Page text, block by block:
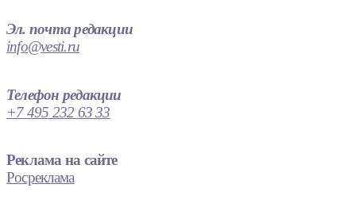
Эл. почта редакции
info@vesti.ru
Телефон редакции
+7 495 232 63 33
Реклама на сайте
Росреклама